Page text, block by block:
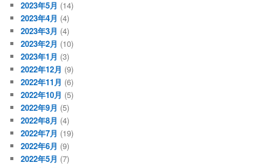
2023年5月 (14)
2023年4月 (4)
2023年3月 (4)
2023年2月 (10)
2023年1月 (3)
2022年12月 (9)
2022年11月 (6)
2022年10月 (5)
2022年9月 (5)
2022年8月 (4)
2022年7月 (19)
2022年6月 (9)
2022年5月 (7)